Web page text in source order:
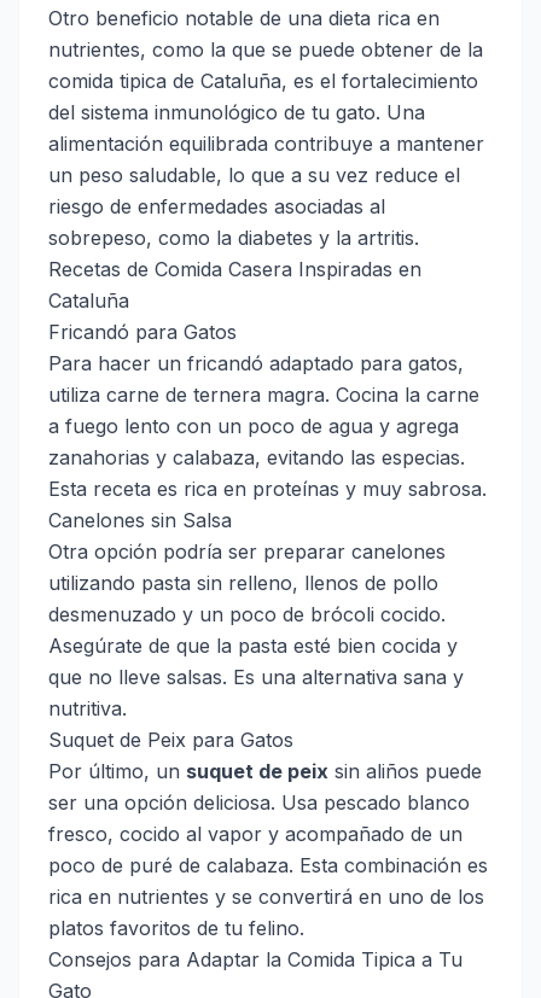
Otro beneficio notable de una dieta rica en
nutrientes, como la que se puede obtener de la
comida tipica de Cataluña, es el fortalecimiento
del sistema inmunológico de tu gato. Una
alimentación equilibrada contribuye a mantener
un peso saludable, lo que a su vez reduce el
riesgo de enfermedades asociadas al
sobrepeso, como la diabetes y la artritis.
Recetas de Comida Casera Inspiradas en
Cataluña
Fricandó para Gatos
Para hacer un fricandó adaptado para gatos,
utiliza carne de ternera magra. Cocina la carne
a fuego lento con un poco de agua y agrega
zanahorias y calabaza, evitando las especias.
Esta receta es rica en proteínas y muy sabrosa.
Canelones sin Salsa
Otra opción podría ser preparar canelones
utilizando pasta sin relleno, llenos de pollo
desmenuzado y un poco de brócoli cocido.
Asegúrate de que la pasta esté bien cocida y
que no lleve salsas. Es una alternativa sana y
nutritiva.
Suquet de Peix para Gatos
Por último, un suquet de peix sin aliños puede
ser una opción deliciosa. Usa pescado blanco
fresco, cocido al vapor y acompañado de un
poco de puré de calabaza. Esta combinación es
rica en nutrientes y se convertirá en uno de los
platos favoritos de tu felino.
Consejos para Adaptar la Comida Tipica a Tu
Gato